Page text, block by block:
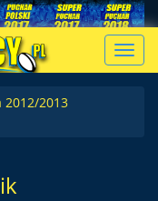
2012/2013